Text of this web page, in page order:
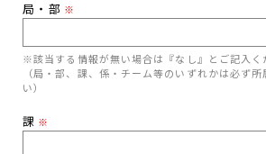
局・部 ※
※該当する情報が無い場合は『なし』とご記入く
（局・部、課、係・チーム等のいずれかは必ず
い）
課 ※